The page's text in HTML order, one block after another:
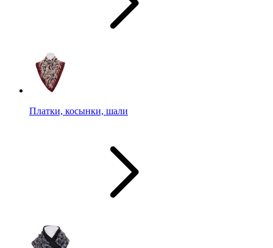
Платки, косынки, шали